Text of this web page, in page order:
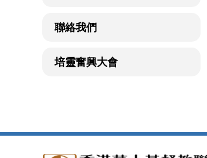
聯絡我們
培靈奮興大會